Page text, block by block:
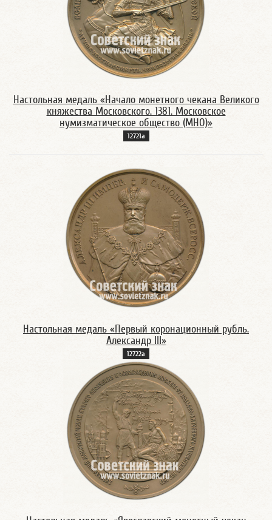
Настольная медаль «Начало монетного чекана Великого
княжества Московского. 1381. Московское
нумизматическое общество (МНО)»
12721а
Настольная медаль «Первый коронационный рубль.
Александр III»
12722а